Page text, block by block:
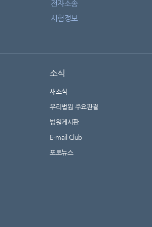
전자소송
시험정보
소식
새소식
우리법원 주요판결
법원게시판
E-mail Club
포토뉴스